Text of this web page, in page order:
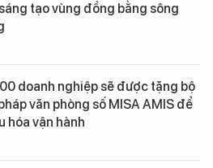
tạo vùng đồng bằng sông
doanh nghiệp sẽ được tặng bộ
văn phòng số MISA AMIS để
hóa vận hành